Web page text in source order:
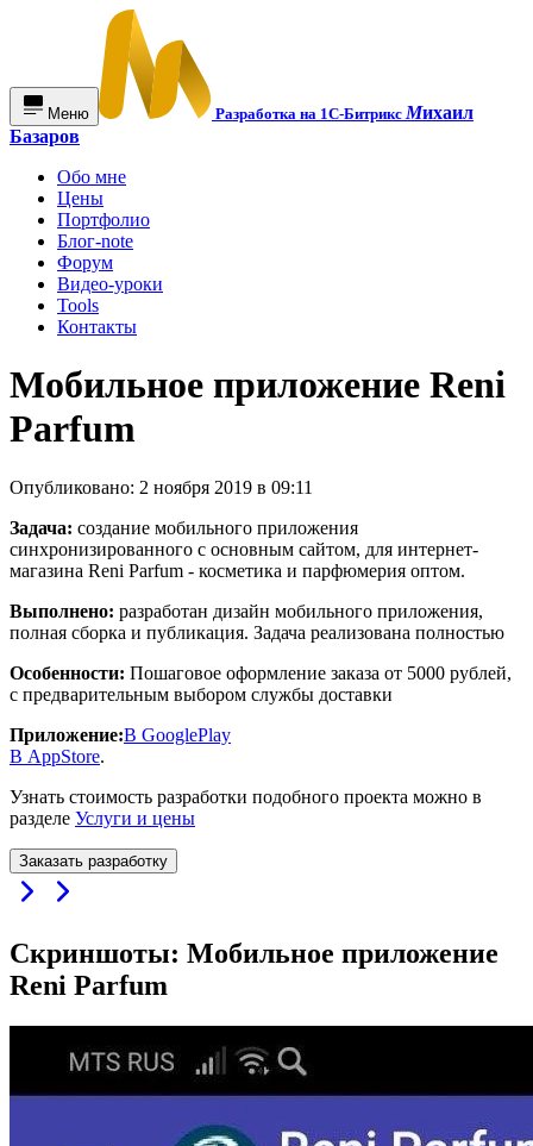
Меню Разработка на 1С-БитриксМихаил
Базаров
Обо мне
Цены
Портфолио
Блог-note
Форум
Видео-уроки
Tools
Контакты
Мобильное приложение Reni
Parfum
Опубликовано: 2 ноября 2019 в 09:11
Задача: создание мобильного приложения
синхронизированного с основным сайтом, для интернет-
магазина Reni Parfum - косметика и парфюмерия оптом.
Выполнено: разработан дизайн мобильного приложения,
полная сборка и публикация. Задача реализована полностью
Особенности: Пошаговое оформление заказа от 5000 рублей,
с предварительным выбором службы доставки
Приложение:В GooglePlay
В AppStore.
Узнать стоимость разработки подобного проекта можно в
разделе Услуги и цены
Заказать разработку
Скриншоты: Мобильное приложение
Reni Parfum